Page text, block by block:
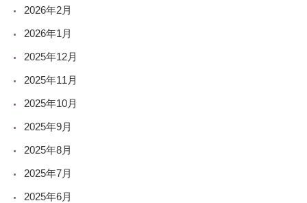
2026年2月
2026年1月
2025年12月
2025年11月
2025年10月
2025年9月
2025年8月
2025年7月
2025年6月